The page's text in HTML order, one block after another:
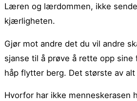
Læren og lærdommen, ikke
kjærligheten.
Gjør mot andre det du vil andre
sjanse til å prøve å rette opp
håp flytter berg. Det største av
Hvorfor har ikke